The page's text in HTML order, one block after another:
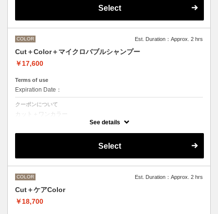
Select
COLOR Est. Duration：Approx. 2 hrs
Cut＋Color＋マイクロバブルシャンプー
￥17,600
Terms of use
Expiration Date：
クーポンについて
カット＋ワンカラー
魔法のバブルmarbbを使ったmarbbシャンプー
●髪の長さにより別途ロング料金を頂戴いたします。
●ポイントカラーなどのデザインカラーをご希望の場合、最終受付時間
See details
Select
COLOR Est. Duration：Approx. 2 hrs
Cut＋ケアColor
￥18,700